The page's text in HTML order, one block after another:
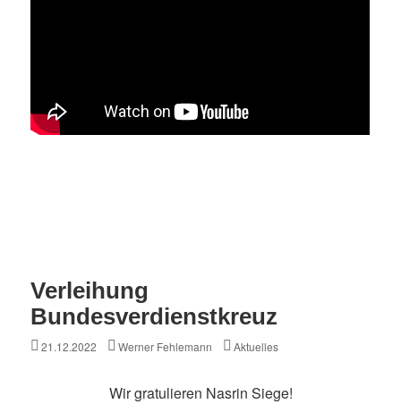
Verleihung
Bundesverdienstkreuz
Posted
21.12.2022 Author
Werner Fehlemann Categories
Aktuelles
Wir gratulieren Nasrin Siege!